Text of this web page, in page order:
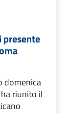
presente
domenica
riunito il